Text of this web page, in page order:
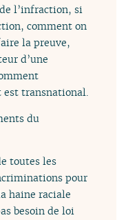
l’infraction, si
comment on
la preuve,
d’une
est transnational.
du
toutes les
pour
haine raciale
besoin de loi